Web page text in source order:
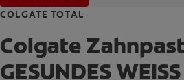
COLGATE TOTAL
Colgate
GESUNDES WEISS